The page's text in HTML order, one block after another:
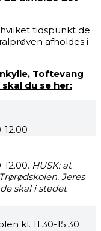
tidspunkt de
afholdes i
Toftevang
du se her:
12.00
HUSK: at
Jeres
skal i stedet
kl. 11.30-15.30